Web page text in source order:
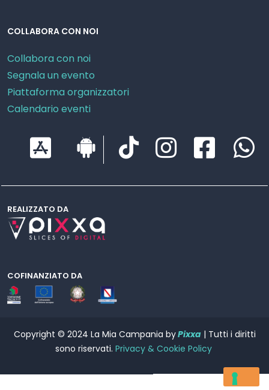
COLLABORA CON NOI
Collabora con noi
Segnala un evento
Piattaforma organizzatori
Calendario eventi
REALIZZATO DA
COFINANZIATO DA
Copyright © 2024 La Mia Campania byPixxa| Tutti i diritti
sono riservati. Privacy & Cookie Policy